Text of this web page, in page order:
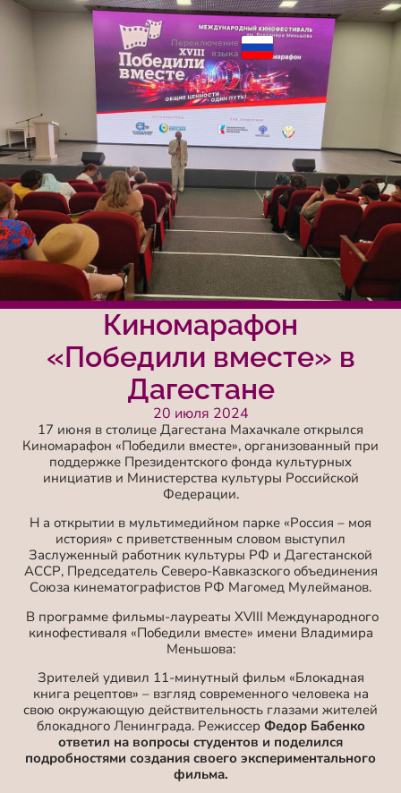
Киномарафон
«Победили вместе» в
Дагестане
20 июля 2024
17 июня в столице Дагестана Махачкале открылся
Киномарафон «Победили вместе», организованный при
поддержке Президентского фонда культурных
инициатив и Министерства культуры Российской
Федерации.
Н а открытии в мультимедийном парке «Россия – моя
история» с приветственным словом выступил
Заслуженный работник культуры РФ и Дагестанской
АССР, Председатель Северо-Кавказского объединения
Союза кинематографистов РФ Магомед Мулейманов.
В программе фильмы-лауреаты XVIII Международного
кинофестиваля «Победили вместе» имени Владимира
Меньшова:
Зрителей удивил 11-минутный фильм «Блокадная
книга рецептов» – взгляд современного человека на
свою окружающую действительность глазами жителей
блокадного Ленинграда. Режиссер Федор Бабенко
ответил на вопросы студентов и поделился
подробностями создания своего экспериментального
фильма.
Переключение
языка